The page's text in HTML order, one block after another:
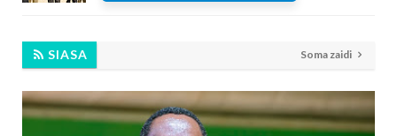
SIASA Soma zaidi